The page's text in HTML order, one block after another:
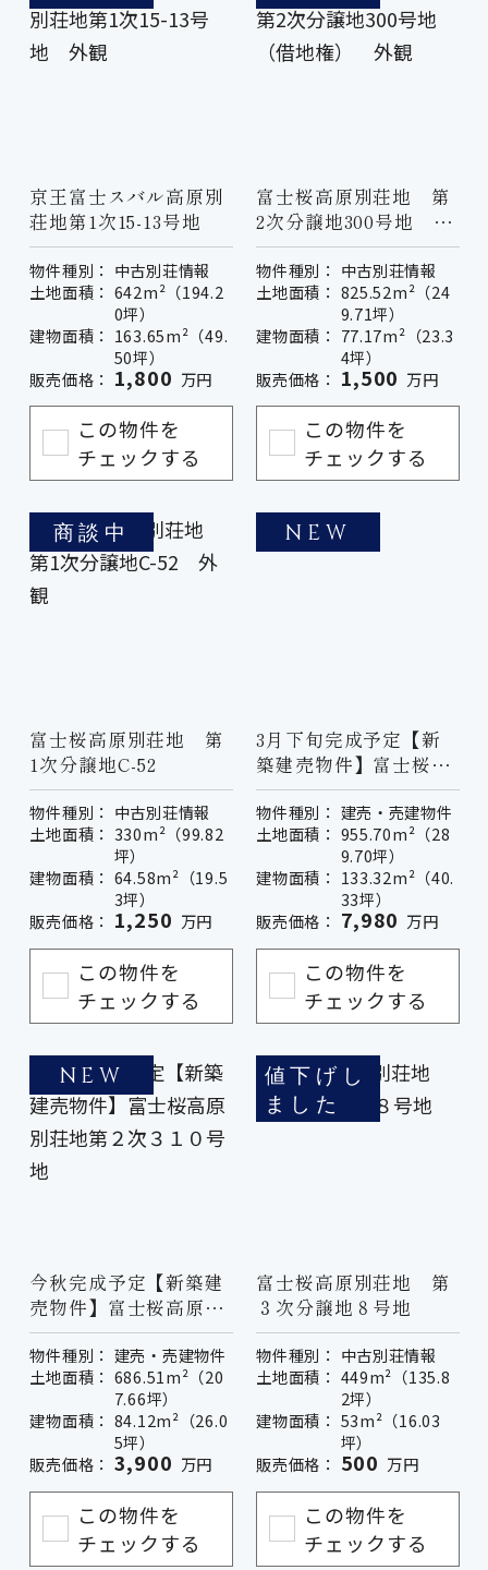
京王富士スバル高原別
荘地第1次15-13号地
物件種別： 中古別荘情報
土地面積： 642m²（194.2
0坪）
建物面積： 163.65m²（49.
50坪）
販売価格： 1,800 万円
この物件を
チェックする
富士桜高原別荘地 第
2次分譲地300号地
（借地権）
物件種別： 中古別荘情報
土地面積： 825.52m²（24
9.71坪）
建物面積： 77.17m²（23.3
4坪）
販売価格： 1,500 万円
この物件を
チェックする
商談中
富士桜高原別荘地 第
1次分譲地C-52
物件種別： 中古別荘情報
土地面積： 330m²（99.82
坪）
建物面積： 64.58m²（19.5
3坪）
販売価格： 1,250 万円
この物件を
チェックする
NEW
3月下旬完成予定【新
築建売物件】富士桜高
原別荘地第５次分譲地
８－７号地
物件種別： 建売・売建物件
土地面積： 955.70m²（28
9.70坪）
建物面積： 133.32m²（40.
33坪）
販売価格： 7,980 万円
この物件を
チェックする
NEW
今秋完成予定【新築建
売物件】富士桜高原別
荘地第２次３１０号地
物件種別： 建売・売建物件
土地面積： 686.51m²（20
7.66坪）
建物面積： 84.12m²（26.0
5坪）
販売価格： 3,900 万円
この物件を
チェックする
値下げし
ました
富士桜高原別荘地 第
３次分譲地８号地
物件種別： 中古別荘情報
土地面積： 449m²（135.8
2坪）
建物面積： 53m²（16.03
坪）
販売価格： 500 万円
この物件を
チェックする